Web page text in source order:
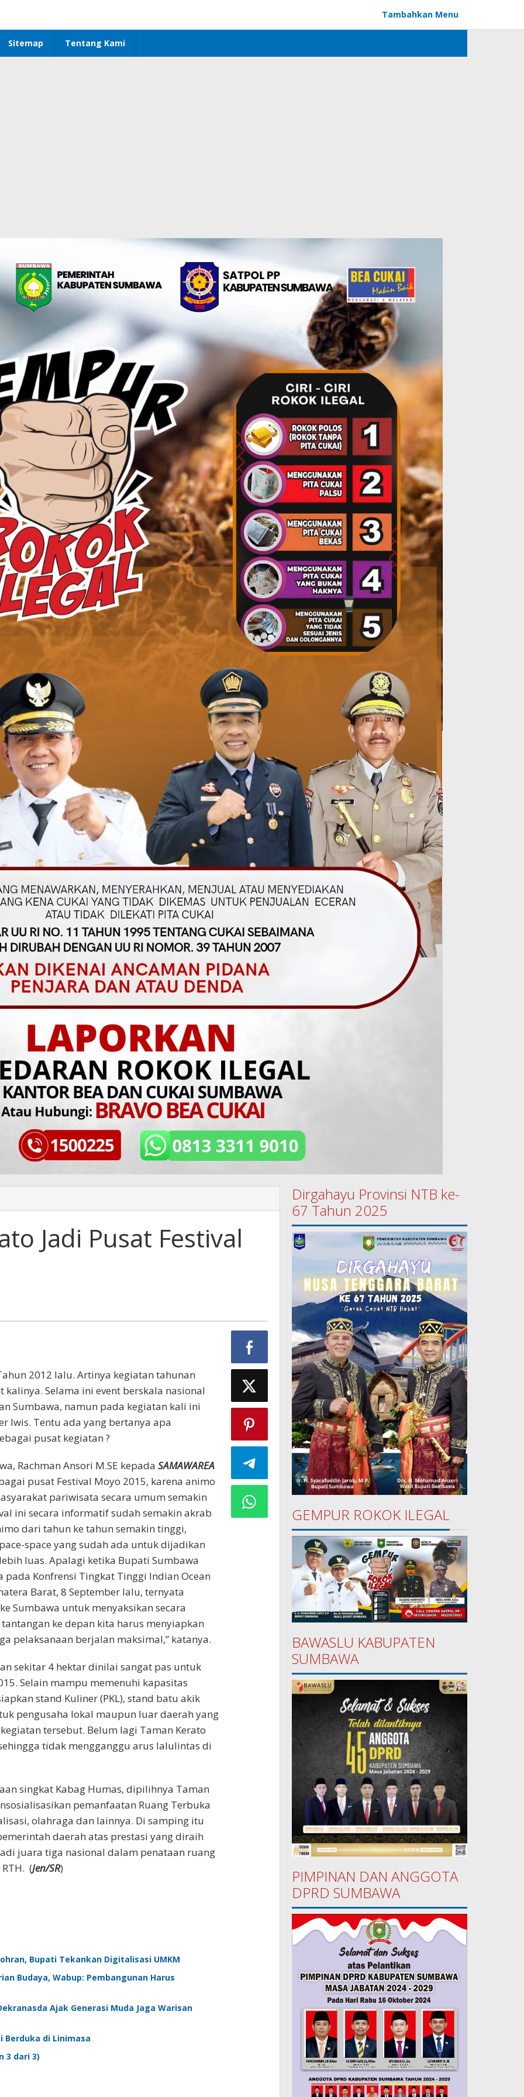
Tambahkan Menu
Sitemap Tentang Kami
Jadi Pusat Festival
2012 lalu. Artinya kegiatan tahunan
Selama ini event berskala nasional
Sumbawa, namun pada kegiatan kali ini
Iwis. Tentu ada yang bertanya apa
pusat kegiatan ?
Rachman Ansori M.SE kepada SAMAWAREA
pusat Festival Moyo 2015, karena animo
pariwisata secara umum semakin
ini secara informatif sudah semakin akrab
dari tahun ke tahun semakin tinggi,
space yang sudah ada untuk dijadikan
luas. Apalagi ketika Bupati Sumbawa
Konfrensi Tingkat Tinggi Indian Ocean
Barat, 8 September lalu, ternyata
Sumbawa untuk menyaksikan secara
ke depan kita harus menyiapkan
pelaksanaan berjalan maksimal,” katanya.
sekitar 4 hektar dinilai sangat pas untuk
Selain mampu memenuhi kapasitas
stand Kuliner (PKL), stand batu akik
pengusaha lokal maupun luar daerah yang
tersebut. Belum lagi Taman Kerato
tidak mengganggu arus lalulintas di
singkat Kabag Humas, dipilihnya Taman
pemanfaatan Ruang Terbuka
olahraga dan lainnya. Di samping itu
daerah atas prestasi yang diraih
juara tiga nasional dalam penataan ruang
(Jen/SR)
Bupati Tekankan Digitalisasi UMKM
Budaya, Wabup: Pembangunan Harus
Ajak Generasi Muda Jaga Warisan
Berduka di Linimasa
3 dari 3)
Dirgahayu Provinsi NTB ke-
67 Tahun 2025
GEMPUR ROKOK ILEGAL
BAWASLU KABUPATEN
SUMBAWA
PIMPINAN DAN ANGGOTA
DPRD SUMBAWA